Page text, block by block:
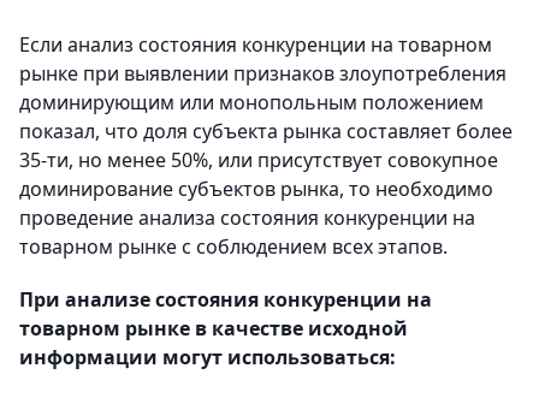
Если анализ состояния конкуренции на товарном
рынке при выявлении признаков злоупотребления
доминирующим или монопольным положением
показал, что доля субъекта рынка составляет более
35-ти, но менее 50%, или присутствует совокупное
доминирование субъектов рынка, то необходимо
проведение анализа состояния конкуренции на
товарном рынке с соблюдением всех этапов.
При анализе состояния конкуренции на
товарном рынке в качестве исходной
информации могут использоваться: